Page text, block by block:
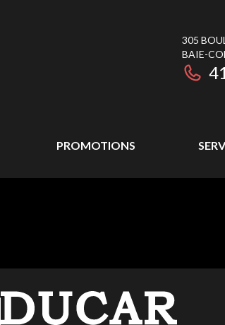
305
BAIE-
PROMOTIONS